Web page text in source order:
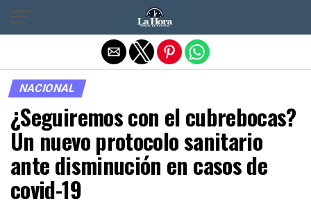
NACIONAL
¿Seguiremos con el cubrebocas?
Un nuevo protocolo sanitario
ante disminución en casos de
covid-19
Salir de la versión móvil